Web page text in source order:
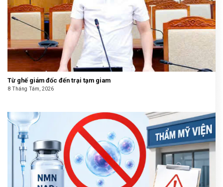
Từ ghế giám đốc đến trại tạm giam
8 Tháng Tám, 2026